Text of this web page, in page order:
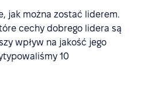
jak można zostać liderem.
cechy dobrego lidera są
wpływ na jakość jego
10